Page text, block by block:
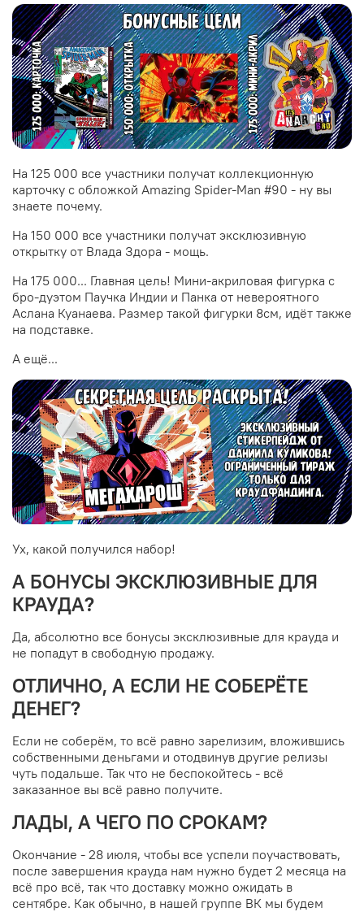
наборы, вот там уже есть вариант без рамок. Скидки на
наборы 15-17%.
А БОНУСЫ? ЕСТЬ БОНУСЫ??
Конечно, есть.
На 125 000 все участники получат коллекционную
карточку с обложкой Amazing Spider-Man #90 - ну вы
знаете почему.
открытку от Влада Здора - мощь.
На 175 000... Главная цель! Мини-акриловая фигурка с
бро-дуэтом Паучка Индии и Панка от невероятного
Аслана Куанаева. Размер такой фигурки 8см, идёт также
на подставке.
А ещё...
Ух, какой получился набор!
А БОНУСЫ ЭКСКЛЮЗИВНЫЕ ДЛЯ
КРАУДА?
Да, абсолютно все бонусы эксклюзивные для крауда и
не попадут в свободную продажу.
ОТЛИЧНО, А ЕСЛИ НЕ СОБЕРЁТЕ
ДЕНЕГ?
Если не соберём, то всё равно зарелизим, вложившись
собственными деньгами и отодвинув другие релизы
чуть подальше. Так что не беспокойтесь - всё
заказанное вы всё равно получите.